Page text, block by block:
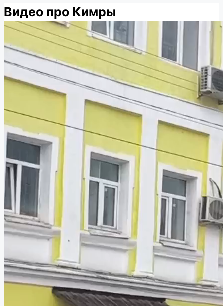
Видео про Кимры